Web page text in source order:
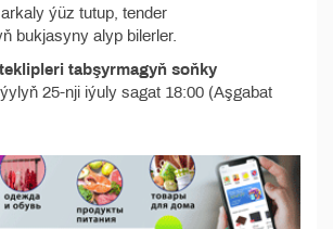
ýüz tutup, tender
bukjasyny alyp bilerler.
tabşyrmagyň soňky
25-nji iýuly sagat 18:00 (Aşgabat